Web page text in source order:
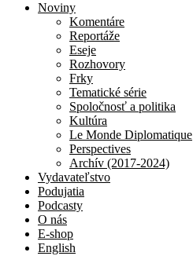
Noviny
Komentáre
Reportáže
Eseje
Rozhovory
Frky
Tematické série
Spoločnosť a politika
Kultúra
Le Monde Diplomatique
Perspectives
Archív (2017-2024)
Vydavateľstvo
Podujatia
Podcasty
O nás
E-shop
English